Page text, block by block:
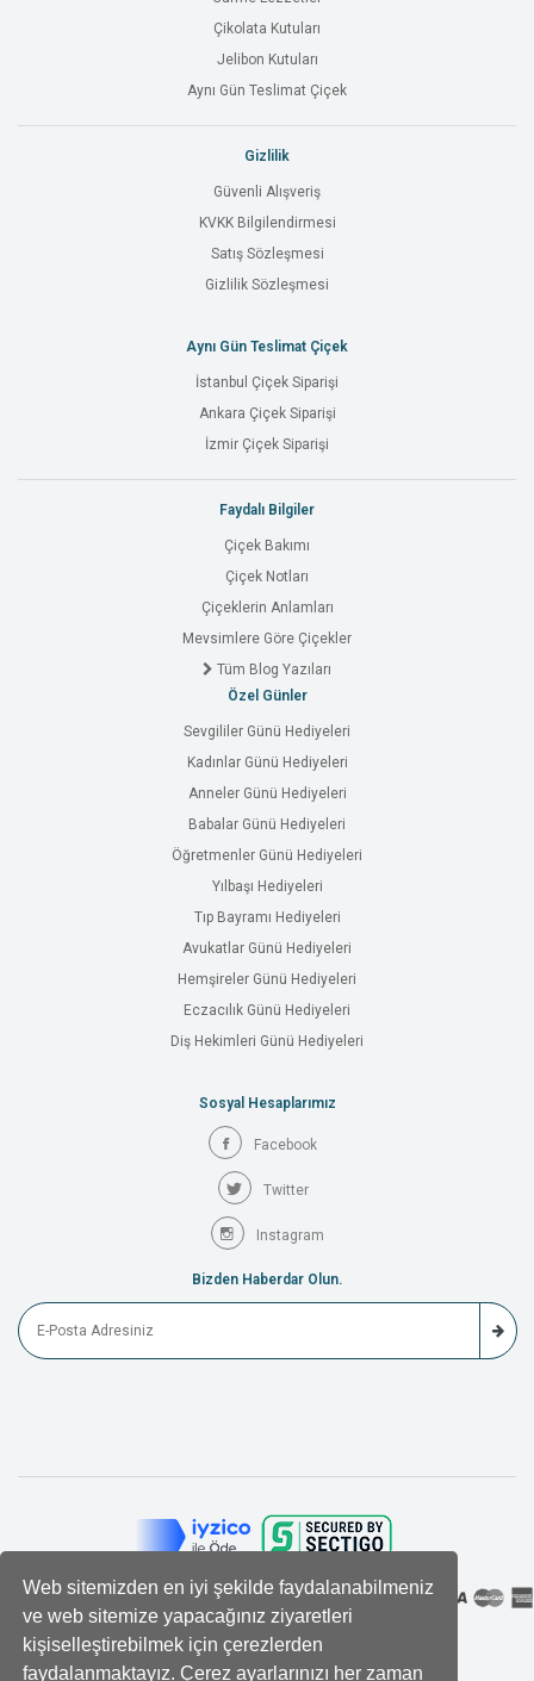
Web sitemizden en iyi şekilde faydalanabilmeniz
ve web sitemize yapacağınız ziyaretleri
kişiselleştirebilmek için çerezlerden
faydalanmaktayız. Çerez ayarlarınızı her zaman
Çikolata Kutuları
Jelibon Kutuları
Aynı Gün Teslimat Çiçek
Gizlilik
Güvenli Alışveriş
KVKK Bilgilendirmesi
Satış Sözleşmesi
Gizlilik Sözleşmesi
Aynı Gün Teslimat Çiçek
İstanbul Çiçek Siparişi
Ankara Çiçek Siparişi
İzmir Çiçek Siparişi
Faydalı Bilgiler
Çiçek Bakımı
Çiçek Notları
Çiçeklerin Anlamları
Mevsimlere Göre Çiçekler
Tüm Blog Yazıları
Özel Günler
Sevgililer Günü Hediyeleri
Kadınlar Günü Hediyeleri
Anneler Günü Hediyeleri
Babalar Günü Hediyeleri
Öğretmenler Günü Hediyeleri
Yılbaşı Hediyeleri
Tıp Bayramı Hediyeleri
Avukatlar Günü Hediyeleri
Hemşireler Günü Hediyeleri
Eczacılık Günü Hediyeleri
Diş Hekimleri Günü Hediyeleri
Sosyal Hesaplarımız
Facebook
Twitter
Instagram
Bizden Haberdar Olun.